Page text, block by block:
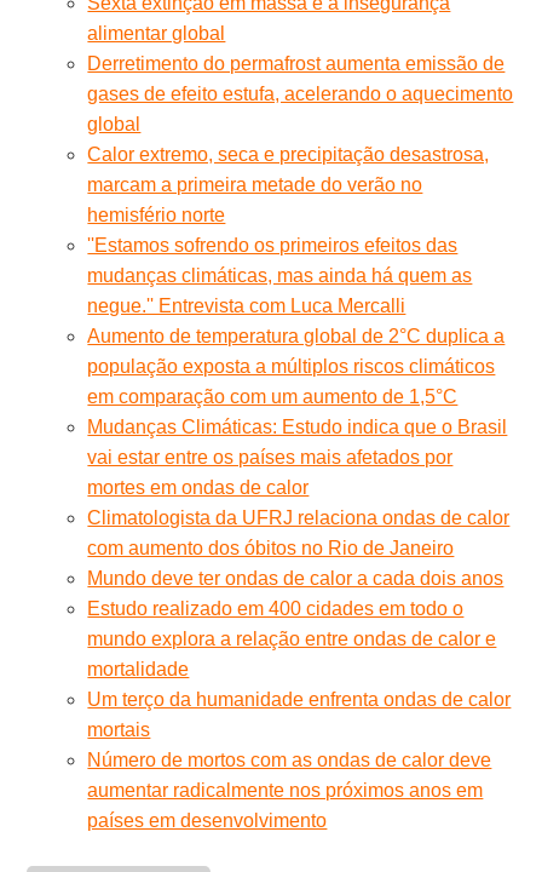
alimentar global
Derretimento do permafrost aumenta emissão de
gases de efeito estufa, acelerando o aquecimento
global
Calor extremo, seca e precipitação desastrosa,
marcam a primeira metade do verão no
hemisfério norte
''Estamos sofrendo os primeiros efeitos das
mudanças climáticas, mas ainda há quem as
negue.'' Entrevista com Luca Mercalli
Aumento de temperatura global de 2°C duplica a
população exposta a múltiplos riscos climáticos
em comparação com um aumento de 1,5°C
Mudanças Climáticas: Estudo indica que o Brasil
vai estar entre os países mais afetados por
mortes em ondas de calor
Climatologista da UFRJ relaciona ondas de calor
com aumento dos óbitos no Rio de Janeiro
Mundo deve ter ondas de calor a cada dois anos
Estudo realizado em 400 cidades em todo o
mundo explora a relação entre ondas de calor e
mortalidade
Um terço da humanidade enfrenta ondas de calor
mortais
Número de mortos com as ondas de calor deve
aumentar radicalmente nos próximos anos em
países em desenvolvimento